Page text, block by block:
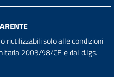
riutilizzabili solo alle condizioni
2003/98/CE e dal d.lgs.